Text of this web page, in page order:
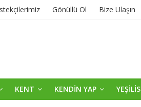
Gönüllü Ol Bize Ulaşın
KENT KENDİN YAP